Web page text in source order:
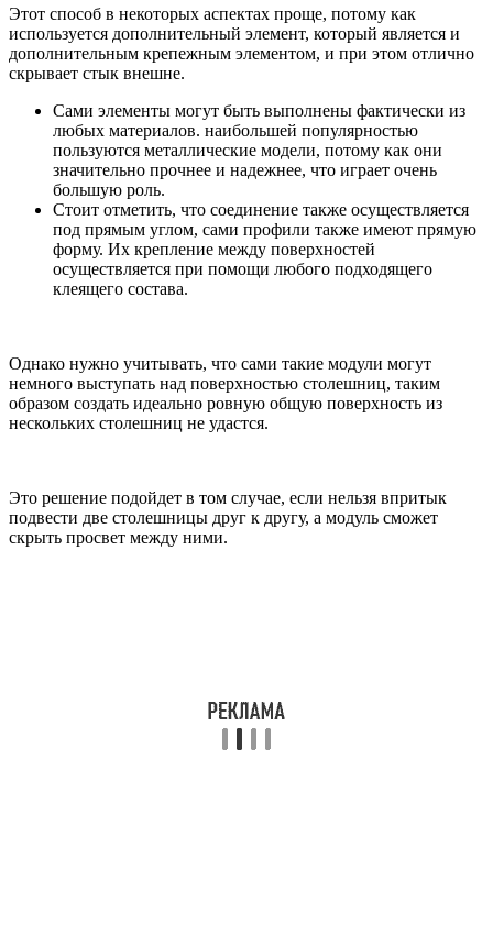
Этот способ в некоторых аспектах проще, потому как
используется дополнительный элемент, который является и
дополнительным крепежным элементом, и при этом отлично
скрывает стык внешне.
Сами элементы могут быть выполнены фактически из
любых материалов. наибольшей популярностью
пользуются металлические модели, потому как они
значительно прочнее и надежнее, что играет очень
большую роль.
Стоит отметить, что соединение также осуществляется
под прямым углом, сами профили также имеют прямую
форму. Их крепление между поверхностей
осуществляется при помощи любого подходящего
клеящего состава.
Однако нужно учитывать, что сами такие модули могут
немного выступать над поверхностью столешниц, таким
образом создать идеально ровную общую поверхность из
нескольких столешниц не удастся.
Это решение подойдет в том случае, если нельзя впритык
подвести две столешницы друг к другу, а модуль сможет
скрыть просвет между ними.